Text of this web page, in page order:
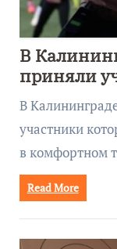
В
приняли
забеге
В
участники
в комфортном
Read More